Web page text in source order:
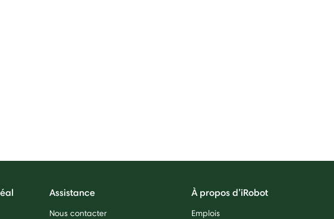
Assistance
Nous contacter
À propos d’iRobot
Emplois